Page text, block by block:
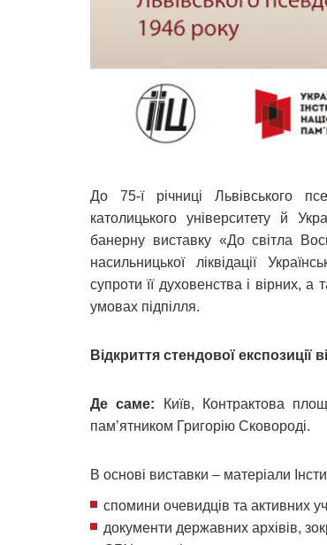
До 75-ї річниці Львівського
католицького університету й
банерну виставку «До світла
насильницької ліквідації
супроти її духовенства і вірних,
умовах підпілля.
Відкриття стендової експозиції
Де саме: Київ, Контрактова
пам’ятником Григорію Сковороді.
В основі виставки – матеріали
спомини очевидців та активних
документи державних архівів,